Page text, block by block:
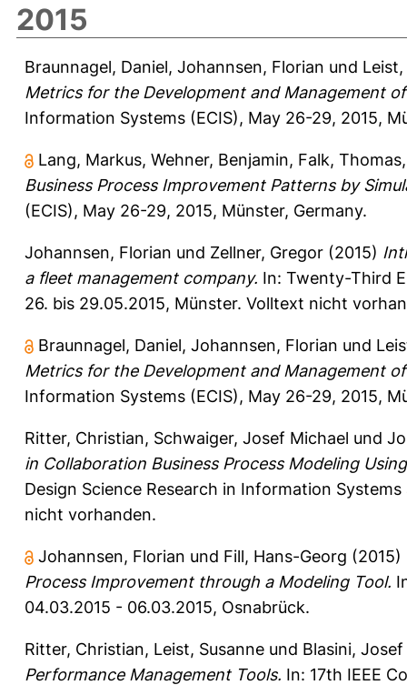
2015
Braunnagel, Daniel, Johannsen, Florian und
Metrics for the Development and Management
Information Systems (ECIS), May 26-29, 2015,
Lang, Markus, Wehner, Benjamin, Falk, Thomas
Business Process Improvement Patterns by
(ECIS), May 26-29, 2015, Münster, Germany.
Johannsen, Florian und Zellner, Gregor (2015)
a fleet management company. In: Twenty-Third
26. bis 29.05.2015, Münster. Volltext nicht
Braunnagel, Daniel, Johannsen, Florian und
Metrics for the Development and Management
Information Systems (ECIS), May 26-29, 2015,
Ritter, Christian, Schwaiger, Josef Michael und
in Collaboration Business Process Modeling
Design Science Research in Information
nicht vorhanden.
Johannsen, Florian und Fill, Hans-Georg (2015)
Process Improvement through a Modeling Tool.
04.03.2015 - 06.03.2015, Osnabrück.
Ritter, Christian, Leist, Susanne und Blasini, Josef
Performance Management Tools. In: 17th IEEE